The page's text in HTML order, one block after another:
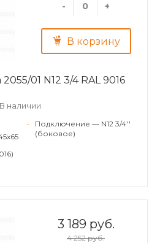
- +
В корзину
01 N12 3/4 RAL 9016
В наличии
•
Подключение — N12 3/4''
(боковое)
3 189 руб.
4 252 руб.